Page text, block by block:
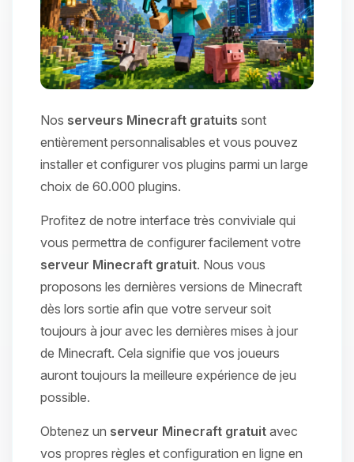
Nos serveurs Minecraft gratuits sont
entièrement personnalisables et vous pouvez
installer et configurer vos plugins parmi un large
choix de 60.000 plugins.
Profitez de notre interface très conviviale qui
vous permettra de configurer facilement votre
serveur Minecraft gratuit. Nous vous
proposons les dernières versions de Minecraft
dès lors sortie afin que votre serveur soit
toujours à jour avec les dernières mises à jour
de Minecraft. Cela signifie que vos joueurs
auront toujours la meilleure expérience de jeu
possible.
Obtenez un serveur Minecraft gratuit avec
vos propres règles et configuration en ligne en